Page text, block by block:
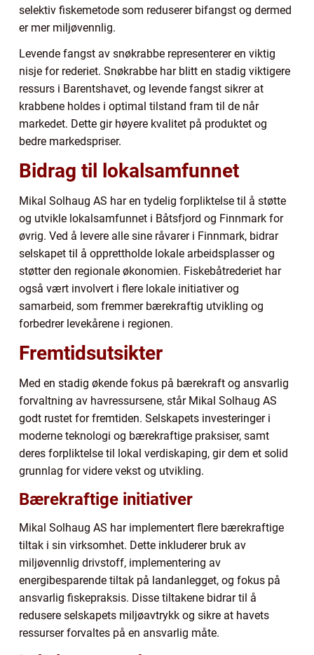
selektiv fiskemetode som reduserer bifangst og dermed
er mer miljøvennlig.
Levende fangst av snøkrabbe representerer en viktig
nisje for rederiet. Snøkrabbe har blitt en stadig viktigere
ressurs i Barentshavet, og levende fangst sikrer at
krabbene holdes i optimal tilstand fram til de når
markedet. Dette gir høyere kvalitet på produktet og
bedre markedspriser.
Bidrag til lokalsamfunnet
Mikal Solhaug AS har en tydelig forpliktelse til å støtte
og utvikle lokalsamfunnet i Båtsfjord og Finnmark for
øvrig. Ved å levere alle sine råvarer i Finnmark, bidrar
selskapet til å opprettholde lokale arbeidsplasser og
støtter den regionale økonomien. Fiskebåtrederiet har
også vært involvert i flere lokale initiativer og
samarbeid, som fremmer bærekraftig utvikling og
forbedrer levekårene i regionen.
Fremtidsutsikter
Med en stadig økende fokus på bærekraft og ansvarlig
forvaltning av havressursene, står Mikal Solhaug AS
godt rustet for fremtiden. Selskapets investeringer i
moderne teknologi og bærekraftige praksiser, samt
deres forpliktelse til lokal verdiskaping, gir dem et solid
grunnlag for videre vekst og utvikling.
Bærekraftige initiativer
Mikal Solhaug AS har implementert flere bærekraftige
tiltak i sin virksomhet. Dette inkluderer bruk av
miljøvennlig drivstoff, implementering av
energibesparende tiltak på landanlegget, og fokus på
ansvarlig fiskepraksis. Disse tiltakene bidrar til å
redusere selskapets miljøavtrykk og sikre at havets
ressurser forvaltes på en ansvarlig måte.